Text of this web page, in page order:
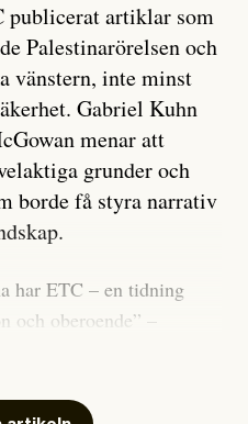
publicerat artiklar som
Palestinarörelsen och
vänstern, inte minst
Gabriel Kuhn
menar att
grunder och
borde få styra narrativ
har ETC – en tidning
och oberoende” –
vara en ”röd, grön och